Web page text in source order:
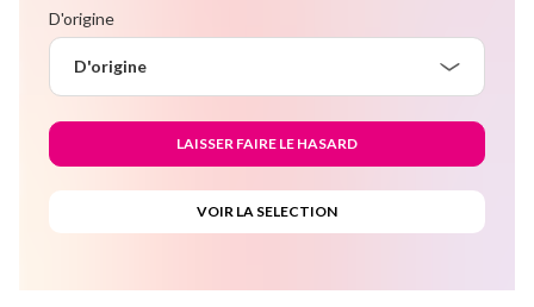
D'origine
D'origine